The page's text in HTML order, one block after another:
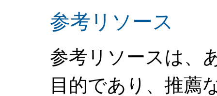
参考リソース
参考リソースは、
目的であり、推薦